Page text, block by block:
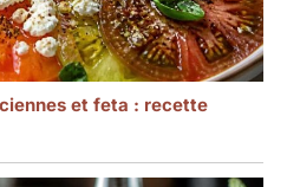
et feta : recette